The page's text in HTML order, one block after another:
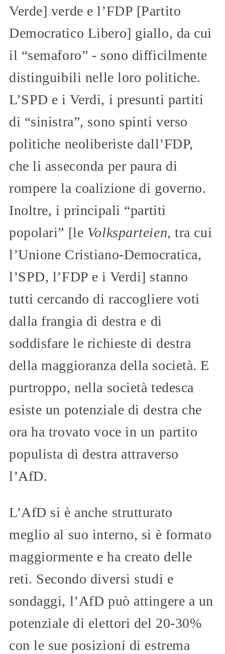
Verde] verde e l’FDP [Partito
Democratico Libero] giallo, da cui
il “semaforo” - sono difficilmente
distinguibili nelle loro politiche.
L’SPD e i Verdi, i presunti partiti
di “sinistra”, sono spinti verso
politiche neoliberiste dall’FDP,
che li asseconda per paura di
rompere la coalizione di governo.
Inoltre, i principali “partiti
popolari” [le Volksparteien, tra cui
l’Unione Cristiano-Democratica,
l’SPD, l’FDP e i Verdi] stanno
tutti cercando di raccogliere voti
dalla frangia di destra e di
soddisfare le richieste di destra
della maggioranza della società. E
purtroppo, nella società tedesca
esiste un potenziale di destra che
ora ha trovato voce in un partito
populista di destra attraverso
l’AfD.
L’AfD si è anche strutturato
meglio al suo interno, si è formato
maggiormente e ha creato delle
reti. Secondo diversi studi e
sondaggi, l’AfD può attingere a un
potenziale di elettori del 20-30%
con le sue posizioni di estrema